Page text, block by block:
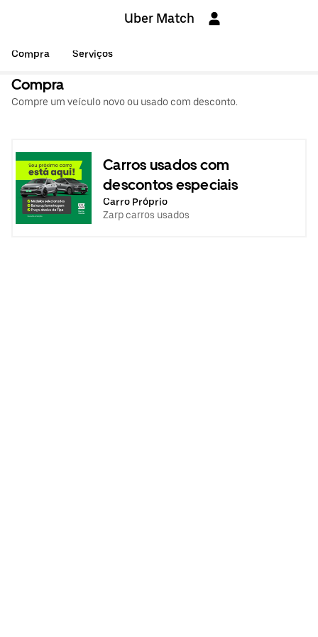
Uber Match
Compra Serviços
Compra
Compre um veículo novo ou usado com desconto.
Carros usados com
descontos especiais
Carro Próprio
Zarp carros usados